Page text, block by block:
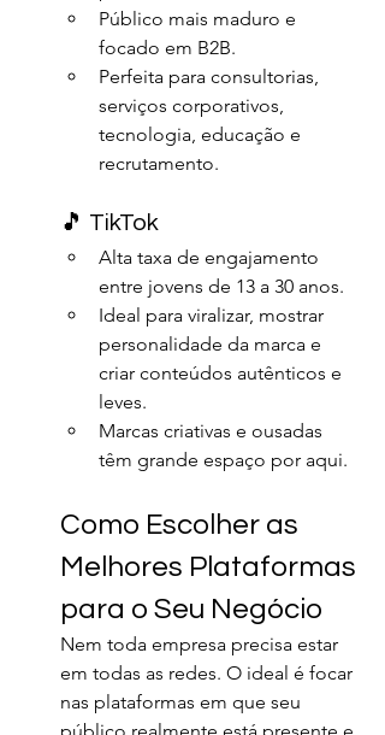
Público mais maduro e
focado em B2B.
Perfeita para consultorias,
serviços corporativos,
tecnologia, educação e
recrutamento.
🎵 TikTok
Alta taxa de engajamento
entre jovens de 13 a 30 anos.
Ideal para viralizar, mostrar
personalidade da marca e
criar conteúdos autênticos e
leves.
Marcas criativas e ousadas
têm grande espaço por aqui.
Como Escolher as
Melhores Plataformas
para o Seu Negócio
Nem toda empresa precisa estar
em todas as redes. O ideal é focar
nas plataformas em que seu